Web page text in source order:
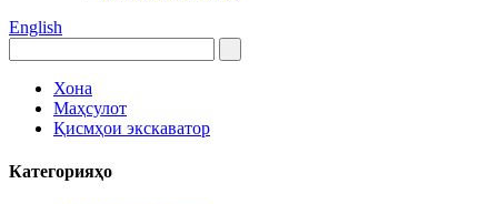
English
Хона
Маҳсулот
Қисмҳои экскаватор
Категорияҳо